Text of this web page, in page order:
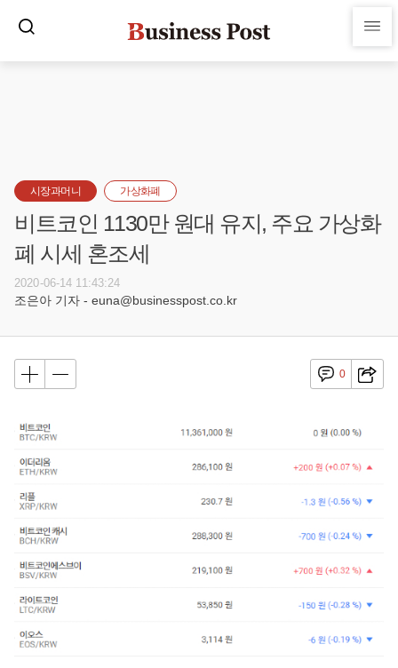
시장과머니 가상화폐
비트코인 1130만 원대 유지, 주요 가상화
폐 시세 혼조세
2020-06-14 11:43:24
조은아 기자 - euna@businesspost.co.kr
0